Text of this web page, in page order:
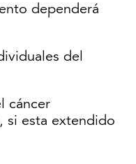
dependerá
del
cáncer
si esta extendido